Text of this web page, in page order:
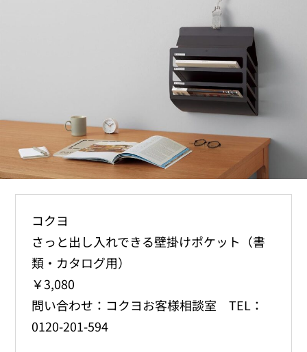
コクヨ
さっと出し入れできる壁掛けポケット（書
類・カタログ用）
￥3,080
問い合わせ：コクヨお客様相談室 TEL：
0120-201-594